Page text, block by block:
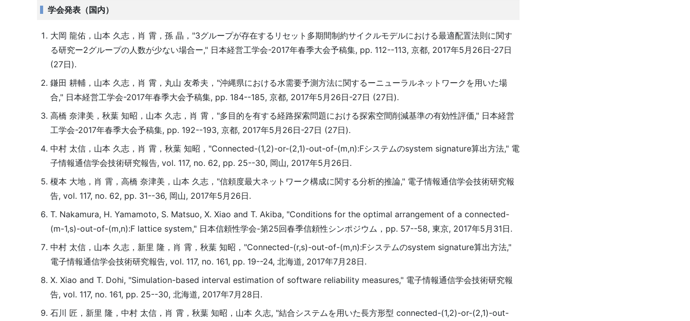
学会発表（国内）
大岡 龍佑，山本 久志，肖 霄，孫 晶，"3グループが存在するリセット多期間制約サイクルモデルにおける最適配置法則に関す
る研究ー2グループの人数が少ない場合ー," 日本経営工学会-2017年春季大会予稿集, pp. 112--113, 京都, 2017年5月26日-27日
(27日).
鎌田 耕輔，山本 久志，肖 霄，丸山 友希夫，"沖縄県における水需要予測方法に関するーニューラルネットワークを用いた場
合," 日本経営工学会-2017年春季大会予稿集, pp. 184--185, 京都, 2017年5月26日-27日 (27日).
高橋 奈津美，秋葉 知昭，山本 久志，肖 霄，"多目的を有する経路探索問題における探索空間削減基準の有効性評価," 日本経営
工学会-2017年春季大会予稿集, pp. 192--193, 京都, 2017年5月26日-27日 (27日).
中村 太信，山本 久志，肖 霄，秋葉 知昭，"Connected-(1,2)-or-(2,1)-out-of-(m,n):Fシステムのsystem signature算出方法," 電
子情報通信学会技術研究報告, vol. 117, no. 62, pp. 25--30, 岡山, 2017年5月26日.
榎本 大地，肖 霄，高橋 奈津美，山本 久志，"信頼度最大ネットワーク構成に関する分析的推論," 電子情報通信学会技術研究報
告, vol. 117, no. 62, pp. 31--36, 岡山, 2017年5月26日.
T. Nakamura, H. Yamamoto, S. Matsuo, X. Xiao and T. Akiba, "Conditions for the optimal arrangement of a connected-
(m-1,s)-out-of-(m,n):F lattice system," 日本信頼性学会-第25回春季信頼性シンポジウム，pp. 57--58, 東京, 2017年5月31日.
中村 太信，山本 久志，新里 隆，肖 霄，秋葉 知昭，"Connected-(r,s)-out-of-(m,n):Fシステムのsystem signature算出方法,"
電子情報通信学会技術研究報告, vol. 117, no. 161, pp. 19--24, 北海道, 2017年7月28日.
X. Xiao and T. Dohi, "Simulation-based interval estimation of software reliability measures," 電子情報通信学会技術研究報
告, vol. 117, no. 161, pp. 25--30, 北海道, 2017年7月28日.
石川 匠，新里 隆，中村 太信，肖 霄，秋葉 知昭，山本 久志, "結合システムを用いた長方形型 connected-(1,2)-or-(2,1)-out-